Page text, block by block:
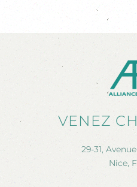
VENEZ
29-31,
Nice,